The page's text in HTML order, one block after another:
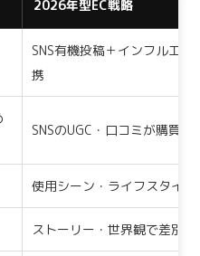
2026年型EC戦略
SNS有機投稿＋インフルエン
携
SNSのUGC・口コミが購買の
使用シーン・ライフスタイル
ストーリー・世界観で差別化